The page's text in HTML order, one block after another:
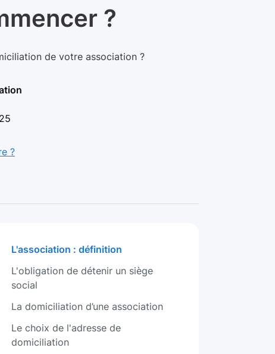
?
de votre association ?
?
L'association : définition
L'obligation de détenir un siège
social
La domiciliation d’une association
Le choix de l'adresse de
domiciliation